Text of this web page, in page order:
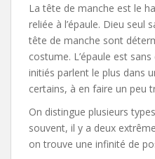
La tête de manche est le
reliée à l’épaule. Dieu seul
tête de manche sont
costume. L’épaule est
initiés parlent le plus dans
certains, à en faire un peu
On distingue plusieurs
souvent, il y a deux
on trouve une infinité de